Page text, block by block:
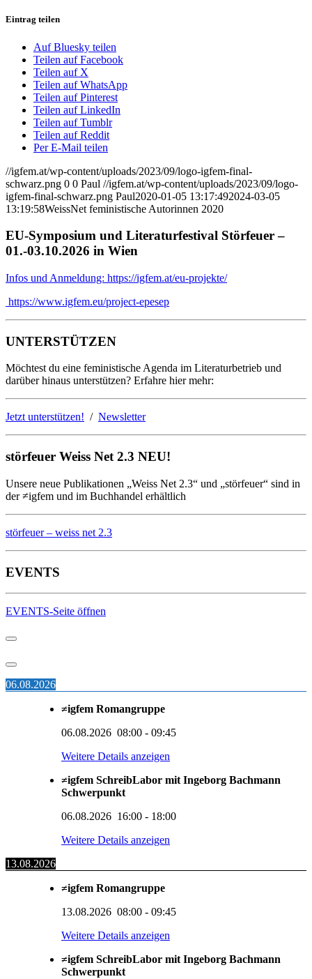
Eintrag teilen
Auf Bluesky teilen
Teilen auf Facebook
Teilen auf X
Teilen auf WhatsApp
Teilen auf Pinterest
Teilen auf LinkedIn
Teilen auf Tumblr
Teilen auf Reddit
Per E-Mail teilen
//igfem.at/wp-content/uploads/2023/09/logo-igfem-final-
schwarz.png 0 0 Paul //igfem.at/wp-content/uploads/2023/09/logo-
igfem-final-schwarz.png Paul2020-01-05 13:17:492024-03-05
13:19:58WeissNet feministische Autorinnen 2020
EU-Symposium und Literaturfestival Störfeuer –
01.-03.10.2026 in Wien
Infos und Anmeldung: https://igfem.at/eu-projekte/
https://www.igfem.eu/project-epesep
UNTERSTÜTZEN
Möchtest du eine feministische Agenda im Literaturbetrieb und
darüber hinaus unterstützen? Erfahre hier mehr:
Jetzt unterstützen! / Newsletter
störfeuer Weiss Net 2.3 NEU!
Unsere neue Publikationen „Weiss Net 2.3“ und „störfeuer“ sind in
der ≠igfem und im Buchhandel erhältlich
störfeuer – weiss net 2.3
EVENTS
EVENTS-Seite öffnen
06.08.2026
≠igfem Romangruppe
06.08.2026 08:00 - 09:45
Weitere Details anzeigen
≠igfem SchreibLabor mit Ingeborg Bachmann
Schwerpunkt
06.08.2026 16:00 - 18:00
Weitere Details anzeigen
13.08.2026
≠igfem Romangruppe
13.08.2026 08:00 - 09:45
Weitere Details anzeigen
≠igfem SchreibLabor mit Ingeborg Bachmann
Schwerpunkt